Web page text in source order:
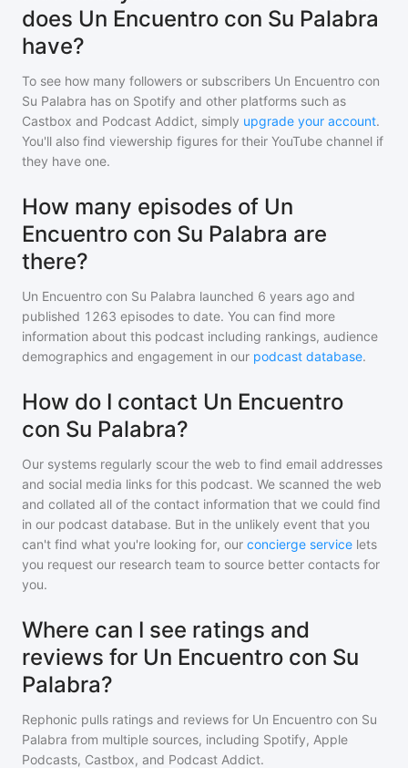
does Un Encuentro con Su Palabra
have?
To see how many followers or subscribers Un Encuentro con
Su Palabra has on Spotify and other platforms such as
Castbox and Podcast Addict, simply upgrade your account.
You'll also find viewership figures for their YouTube channel if
they have one.
How many episodes of Un
Encuentro con Su Palabra are
there?
Un Encuentro con Su Palabra launched 6 years ago and
published 1263 episodes to date. You can find more
information about this podcast including rankings, audience
demographics and engagement in our podcast database.
How do I contact Un Encuentro
con Su Palabra?
Our systems regularly scour the web to find email addresses
and social media links for this podcast. We scanned the web
and collated all of the contact information that we could find
in our podcast database. But in the unlikely event that you
can't find what you're looking for, our concierge service lets
you request our research team to source better contacts for
you.
Where can I see ratings and
reviews for Un Encuentro con Su
Palabra?
Rephonic pulls ratings and reviews for Un Encuentro con Su
Palabra from multiple sources, including Spotify, Apple
Podcasts, Castbox, and Podcast Addict.